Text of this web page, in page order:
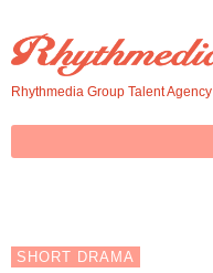
Rhythmedia Group Talent Agency
SHORT DRAMA